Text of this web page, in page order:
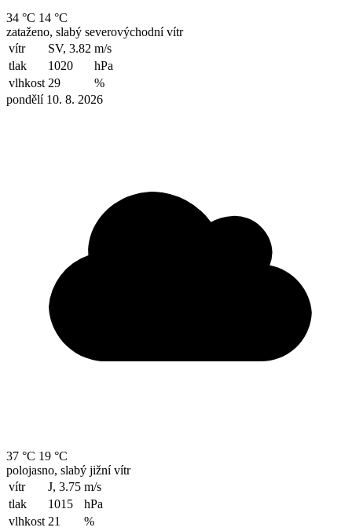
34 °C 14 °C
zataženo, slabý severovýchodní vítr
vítr
SV, 3.82 m/s
tlak
1020
hPa
vlhkost 29
%
pondělí 10. 8. 2026
37 °C 19 °C
polojasno, slabý jižní vítr
vítr
J, 3.75 m/s
tlak
1015
hPa
vlhkost 21 %